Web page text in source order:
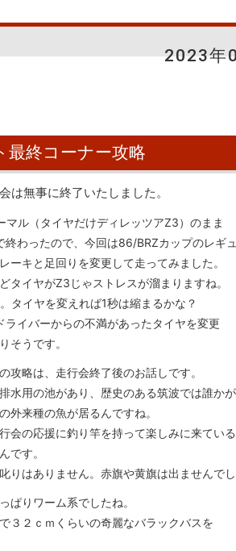
2023年
最終コーナー攻略
は無事に終了いたしました。
マル（タイヤだけディレッツアZ3）のまま
終わったので、今回は86/BRZカップのレギュ
ーキと足回りを変更して走ってみました。
タイヤがZ3じゃストレスが溜まりますね。
タイヤを変えれば1秒は縮まるかな？
イバーからの不満があったタイヤを変更
そうです。
攻略は、走行会終了後のお話しです。
水用の池があり、歴史のある筑波では誰かが
外来種の魚が居るんですね。
会の応援に釣り竿を持って楽しみに来ている
です。
りはありません。赤旗や黄旗は出ませんでし
ぱりワーム系でしたね。
３２ｃｍくらいの奇麗なバラックバスを